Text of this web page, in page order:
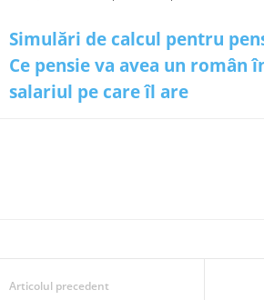
Simulări de calcul pentru
Ce pensie va avea un român
salariul pe care îl are
Articolul precedent